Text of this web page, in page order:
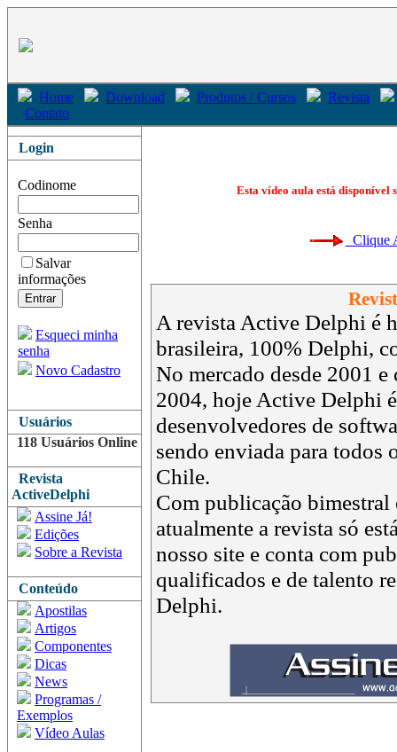
Home Download Produtos / Cursos
Revista
Contato
Login
Codinome
Senha
Salvar
informações
Esqueci minha
senha
Novo Cadastro
Usuários
118 Usuários Online
Revista
ActiveDelphi
Assine Já!
Edições
Sobre a Revista
Conteúdo
Apostilas
Artigos
Componentes
Dicas
News
Programas /
Exemplos
Vídeo Aulas
Esta vídeo aula está disponível
Clique
A revista Active Delphi é
brasileira, 100% Delphi,
No mercado desde 2001
2004, hoje Active Delphi
desenvolvedores de
sendo enviada para todos
Chile.
Com publicação bimestral
atualmente a revista só
nosso site e conta com
qualificados e de talento
Delphi.